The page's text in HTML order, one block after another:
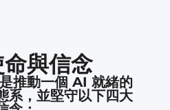
與信念
推動一個 AI 就緒的
系，並堅守以下四大